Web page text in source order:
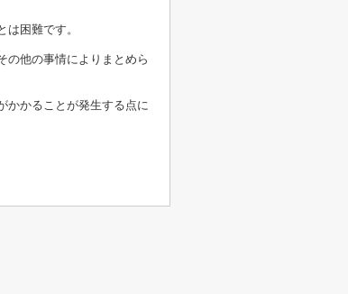
困難です。
の他の事情によりまとめら
かかることが発生する点に